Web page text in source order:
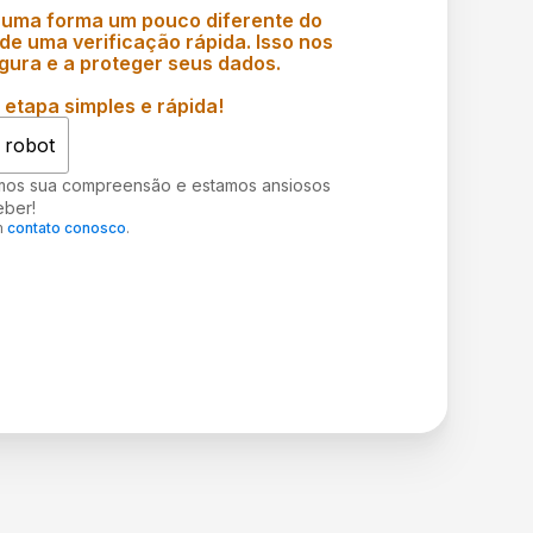
forma um pouco diferente do
uma verificação rápida. Isso nos
e a proteger seus dados.
simples e rápida!
robot
sua compreensão e estamos ansiosos
contato conosco.